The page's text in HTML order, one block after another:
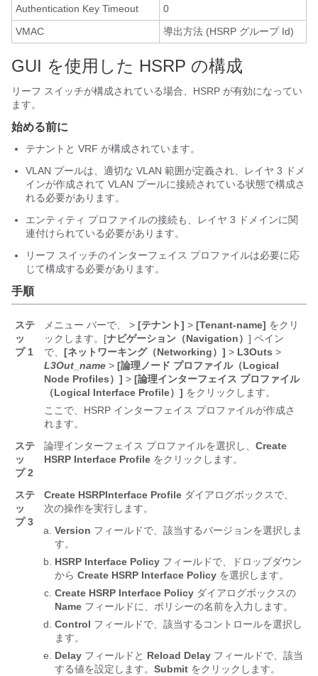
Authentication Key Timeout
0
VMAC
導出方法 (HSRP グループ Id)
GUI を使用した HSRP の構成
リーフ スイッチが構成されている場合、HSRP が有効になってい
ます。
始める前に
テナントと VRF が構成されています。
VLAN プールは、適切な VLAN 範囲が定義され、レイヤ 3 ドメ
インが作成されて VLAN プールに接続されている状態で構成さ
れる必要があります。
エンティティ プロファイルの接続も、レイヤ 3 ドメインに関
連付けられている必要があります。
リーフ スイッチのインターフェイス プロファイルは必要に応
じて構成する必要があります。
手順
ステ
ッ
プ 1
メニュー バーで、 > [テナント] > [Tenant-name] をクリ
ックします。[ナビゲーション（Navigation） ] ペイン
で、 [ネットワーキング（Networking）] > L3Outs >
L3Out_name > [論理ノード プロファイル（Logical
Node Profiles）] > [論理インターフェイス プロファイル
（Logical Interface Profile）] をクリックします。
ここで、HSRP インターフェイス プロファイルが作成さ
れます。
ステ
ッ
プ 2
論理インターフェイス プロファイルを選択し、 Create
HSRP Interface Profile をクリックします。
ステ
ッ
プ 3
Create HSRPInterface Profile ダイアログボックスで、
次の操作を実行します。
Version フィールドで、該当するバージョンを選択しま
す。
HSRP Interface Policy フィールドで、ドロップダウン
から Create HSRP Interface Policy を選択します。
Create HSRP Interface Policy ダイアログボックスの
Name フィールドに、ポリシーの名前を入力します。
Control フィールドで、該当するコントロールを選択し
ます。
Delay フィールドと Reload Delay フィールドで、該当
する値を設定します。 Submit をクリックします。